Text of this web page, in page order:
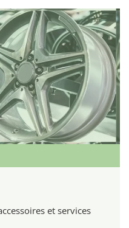
et services